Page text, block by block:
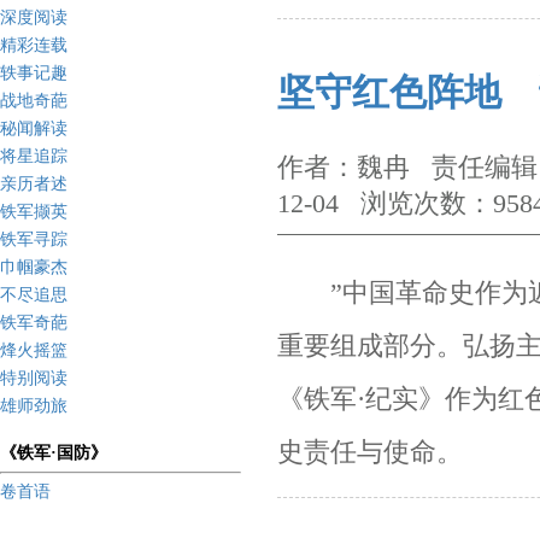
深度阅读
精彩连载
轶事记趣
战地奇葩
秘闻解读
将星追踪
亲历者述
铁军撷英
铁军寻踪
巾帼豪杰
不尽追思
铁军奇葩
烽火摇篮
特别阅读
雄师劲旅
《铁军·国防》
卷首语
坚守红色阵地
作者：魏冉 责任编
12-04 浏览次数：
”中国革命史作为
重要组成部分。弘扬
《铁军·纪实》作为
史责任与使命。